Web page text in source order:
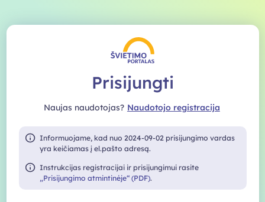
Prisijungti
Naujas naudotojas? Naudotojo registracija
Informuojame, kad nuo 2024-09-02 prisijungimo vardas
yra keičiamas į el.pašto adresą.
Instrukcijas registracijai ir prisijungimui rasite
„Prisijungimo atmintinėje“ (PDF).